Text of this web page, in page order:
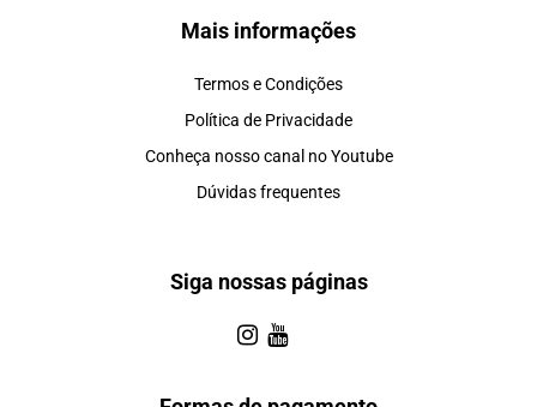
Mais informações
Termos e Condições
Política de Privacidade
Conheça nosso canal no Youtube
Dúvidas frequentes
Siga nossas páginas